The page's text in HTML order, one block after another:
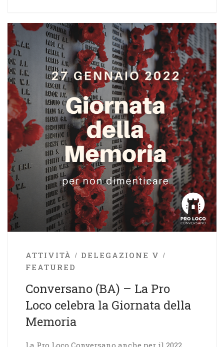
ATTIVITÀ
DELEGAZIONE V
FEATURED
Conversano (BA) – La Pro
Loco celebra la Giornata della
Memoria